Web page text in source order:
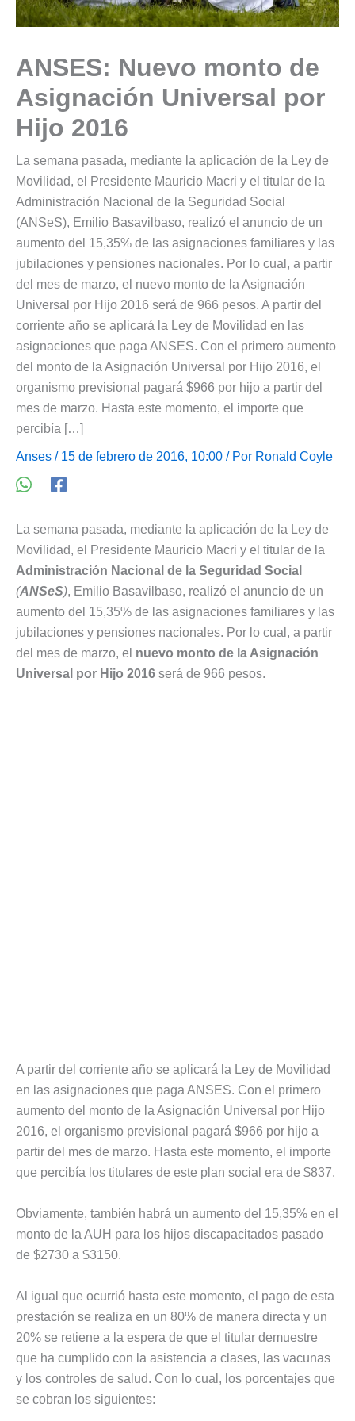
ANSES: Nuevo monto de
Asignación Universal por
Hijo 2016
La semana pasada, mediante la aplicación de la Ley de
Movilidad, el Presidente Mauricio Macri y el titular de la
Administración Nacional de la Seguridad Social
(ANSeS), Emilio Basavilbaso, realizó el anuncio de un
aumento del 15,35% de las asignaciones familiares y las
jubilaciones y pensiones nacionales. Por lo cual, a partir
del mes de marzo, el nuevo monto de la Asignación
Universal por Hijo 2016 será de 966 pesos. A partir del
corriente año se aplicará la Ley de Movilidad en las
asignaciones que paga ANSES. Con el primero aumento
del monto de la Asignación Universal por Hijo 2016, el
organismo previsional pagará $966 por hijo a partir del
mes de marzo. Hasta este momento, el importe que
percibía […]
Anses / 15 de febrero de 2016, 10:00 / Por Ronald Coyle
La semana pasada, mediante la aplicación de la Ley de
Movilidad, el Presidente Mauricio Macri y el titular de la
Administración Nacional de la Seguridad Social
(ANSeS), Emilio Basavilbaso, realizó el anuncio de un
aumento del 15,35% de las asignaciones familiares y las
jubilaciones y pensiones nacionales. Por lo cual, a partir
del mes de marzo, el nuevo monto de la Asignación
Universal por Hijo 2016 será de 966 pesos.
A partir del corriente año se aplicará la Ley de Movilidad
en las asignaciones que paga ANSES. Con el primero
aumento del monto de la Asignación Universal por Hijo
2016, el organismo previsional pagará $966 por hijo a
partir del mes de marzo. Hasta este momento, el importe
que percibía los titulares de este plan social era de $837.
Obviamente, también habrá un aumento del 15,35% en el
monto de la AUH para los hijos discapacitados pasado
de $2730 a $3150.
Al igual que ocurrió hasta este momento, el pago de esta
prestación se realiza en un 80% de manera directa y un
20% se retiene a la espera de que el titular demuestre
que ha cumplido con la asistencia a clases, las vacunas
y los controles de salud. Con lo cual, los porcentajes que
se cobran los siguientes: